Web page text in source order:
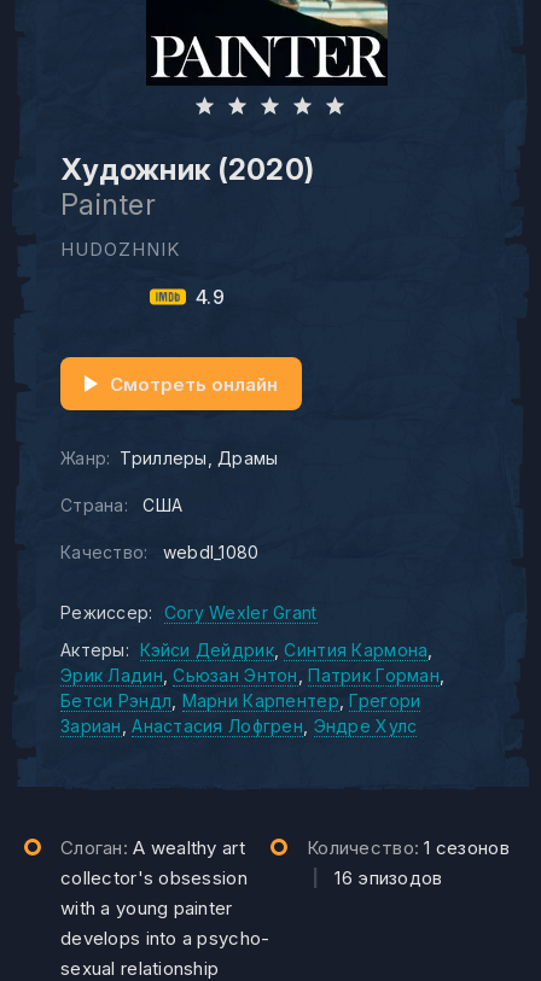
Художник (2020)
Painter
HUDOZHNIK
4.9
Жанр: Триллеры Драмы
Страна: США
Качество: webdl_1080
Смотреть онлайн
Режиссер:
Cory Wexler Grant
Актеры:
Кэйси Дейдрик Синтия Кармона
Эрик Ладин Сьюзан Энтон
Патрик Горман
Бетси Рэндл Марни Карпентер Грегори
Зариан
Анастасия Лофгрен Эндре Хулс
Слоган: A wealthy art
collector's obsession
with a young painter
develops into a psycho-
sexual relationship
Количество:1 сезонов
|16 эпизодов